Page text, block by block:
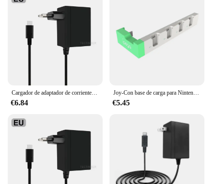
Cargador de adaptador de corriente CA Compatible con consola de juegos Nintendo Switch, cargador de pared tipo C, enchufe europeo/estadounidense para accesorios de Portal PS5
€6.84
Joy-Con base de carga para Nintendo Switch, soporte de estación de carga para controlador, NS Joy-Con
€5.45